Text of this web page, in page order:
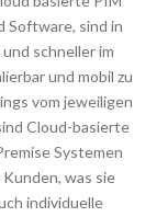
Software, sind in
schneller im
und mobil zu
vom jeweiligen
Cloud-basierte
Systemen
was sie
individuelle